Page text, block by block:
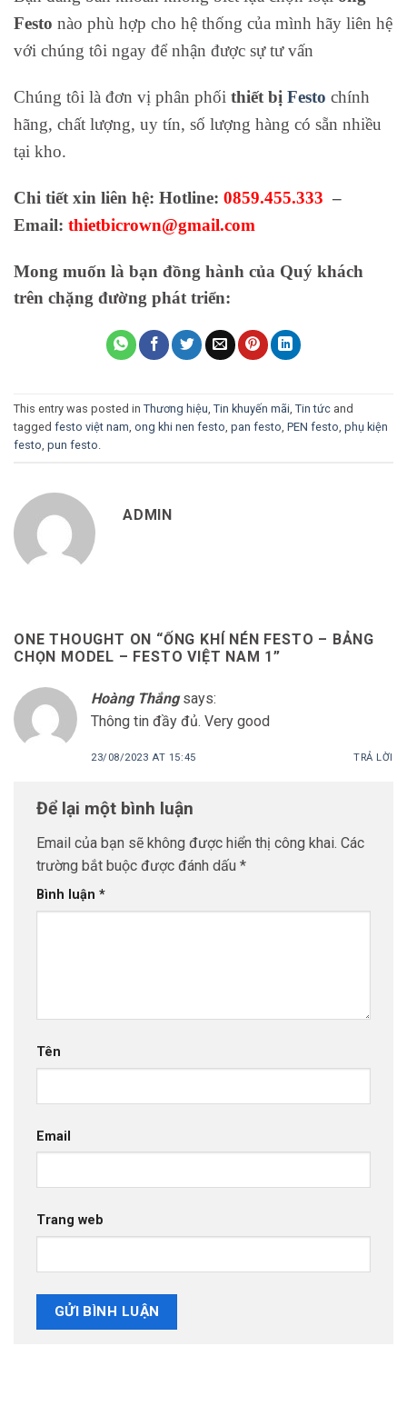
Festo nào phù hợp cho hệ thống của mình hãy liên hệ
với chúng tôi ngay để nhận được sự tư vấn
Chúng tôi là đơn vị phân phối thiết bị Festo chính
hãng, chất lượng, uy tín, số lượng hàng có sẵn nhiều
tại kho.
Chi tiết xin liên hệ: Hotline: 0859.455.333 –
Email: thietbicrown@gmail.com
Mong muốn là bạn đồng hành của Quý khách
trên chặng đường phát triển:
This entry was posted in Thương hiệu, Tin khuyến mãi, Tin tức and
tagged festo việt nam, ong khi nen festo, pan festo, PEN festo, phụ kiện
festo, pun festo.
ADMIN
ONE THOUGHT ON “ỐNG KHÍ NÉN FESTO – BẢNG
CHỌN MODEL – FESTO VIỆT NAM 1”
Hoàng Thắng says:
Thông tin đầy đủ. Very good
23/08/2023 AT 15:45 TRẢ LỜI
Để lại một bình luận
Email của bạn sẽ không được hiển thị công khai. Các
trường bắt buộc được đánh dấu *
Bình luận *
Tên
Email
Trang web